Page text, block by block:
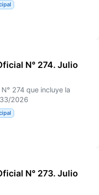
N° 274. Julio
274 que incluye la
2026
N° 273. Julio